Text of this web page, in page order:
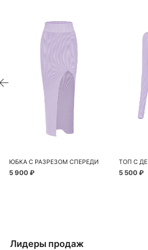
ЮБКА С РАЗРЕЗОМ СПЕРЕДИ
5 900 ₽ 5 500 ₽
Лидеры продаж